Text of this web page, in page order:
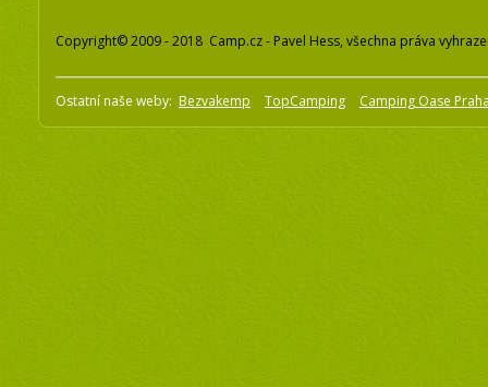
Copyright© 2009 - 2018 Camp.cz - Pavel Hess, všechna práva
Ostatní naše weby: Bezvakemp TopCamping Camping Oase